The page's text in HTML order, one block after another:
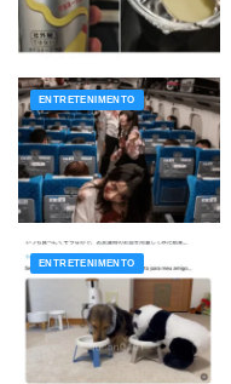
ENTRETENIMENTO
ENTRETENIMENTO